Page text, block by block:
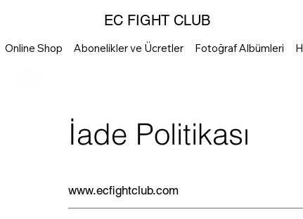
Online Shop Abonelikler ve Ücretler Fotoğraf Albümleri
EC FIGHT CLUB
İade Politikası
www.ecfightclub.com